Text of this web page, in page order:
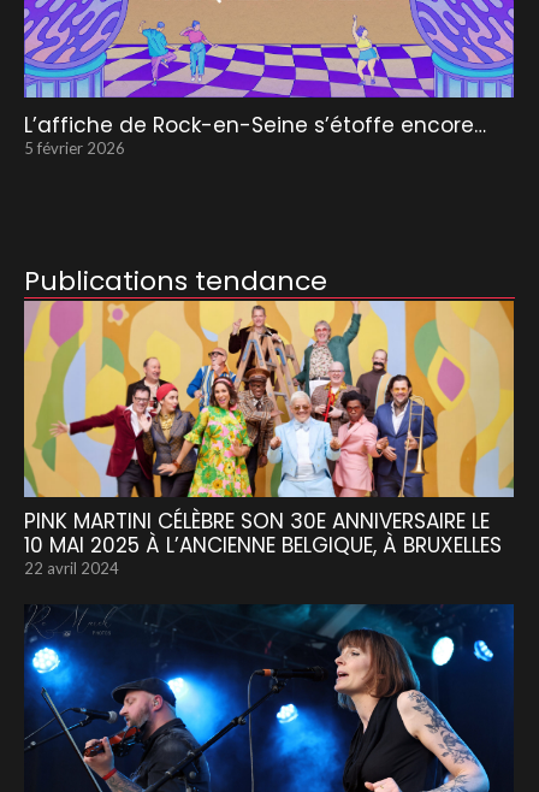
L’affiche de Rock-en-Seine s’étoffe encore…
5 février 2026
Publications tendance
PINK MARTINI CÉLÈBRE SON 30E ANNIVERSAIRE LE
10 MAI 2025 À L’ANCIENNE BELGIQUE, À BRUXELLES
22 avril 2024